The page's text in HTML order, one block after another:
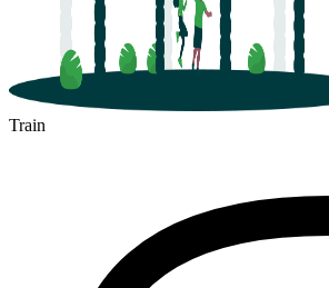
Train